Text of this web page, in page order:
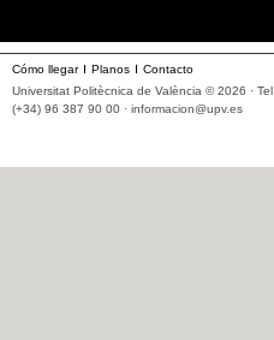
Cómo llegar Planos
Contacto
Universitat Politècnica de València © 2026 · Tel.
(+34) 96 387 90 00 · informacion@upv.es